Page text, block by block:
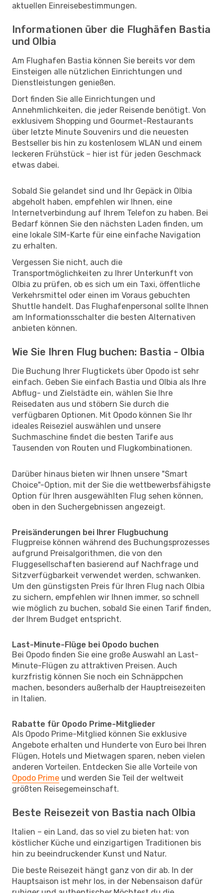
aktuellen Einreisebestimmungen.
Informationen über die Flughäfen Bastia
und Olbia
Am Flughafen Bastia können Sie bereits vor dem
Einsteigen alle nützlichen Einrichtungen und
Dienstleistungen genießen.
Dort finden Sie alle Einrichtungen und
Annehmlichkeiten, die jeder Reisende benötigt. Von
exklusivem Shopping und Gourmet-Restaurants
über letzte Minute Souvenirs und die neuesten
Bestseller bis hin zu kostenlosem WLAN und einem
leckeren Frühstück – hier ist für jeden Geschmack
etwas dabei.
Sobald Sie gelandet sind und Ihr Gepäck in Olbia
abgeholt haben, empfehlen wir Ihnen, eine
Internetverbindung auf Ihrem Telefon zu haben. Bei
Bedarf können Sie den nächsten Laden finden, um
eine lokale SIM-Karte für eine einfache Navigation
zu erhalten.
Vergessen Sie nicht, auch die
Transportmöglichkeiten zu Ihrer Unterkunft von
Olbia zu prüfen, ob es sich um ein Taxi, öffentliche
Verkehrsmittel oder einen im Voraus gebuchten
Shuttle handelt. Das Flughafenpersonal sollte Ihnen
am Informationsschalter die besten Alternativen
anbieten können.
Wie Sie Ihren Flug buchen: Bastia - Olbia
Die Buchung Ihrer Flugtickets über Opodo ist sehr
einfach. Geben Sie einfach Bastia und Olbia als Ihre
Abflug- und Zielstädte ein, wählen Sie Ihre
Reisedaten aus und stöbern Sie durch die
verfügbaren Optionen. Mit Opodo können Sie Ihr
ideales Reiseziel auswählen und unsere
Suchmaschine findet die besten Tarife aus
Tausenden von Routen und Flugkombinationen.
Darüber hinaus bieten wir Ihnen unsere "Smart
Choice"-Option, mit der Sie die wettbewerbsfähigste
Option für Ihren ausgewählten Flug sehen können,
oben in den Suchergebnissen angezeigt.
Preisänderungen bei Ihrer Flugbuchung
Flugpreise können während des Buchungsprozesses
aufgrund Preisalgorithmen, die von den
Fluggesellschaften basierend auf Nachfrage und
Sitzverfügbarkeit verwendet werden, schwanken.
Um den günstigsten Preis für Ihren Flug nach Olbia
zu sichern, empfehlen wir Ihnen immer, so schnell
wie möglich zu buchen, sobald Sie einen Tarif finden,
der Ihrem Budget entspricht.
Last-Minute-Flüge bei Opodo buchen
Bei Opodo finden Sie eine große Auswahl an Last-
Minute-Flügen zu attraktiven Preisen. Auch
kurzfristig können Sie noch ein Schnäppchen
machen, besonders außerhalb der Hauptreisezeiten
in Italien.
Rabatte für Opodo Prime-Mitglieder
Als Opodo Prime-Mitglied können Sie exklusive
Angebote erhalten und Hunderte von Euro bei Ihren
Flügen, Hotels und Mietwagen sparen, neben vielen
anderen Vorteilen. Entdecken Sie alle Vorteile von
Opodo Prime und werden Sie Teil der weltweit
größten Reisegemeinschaft.
Beste Reisezeit von Bastia nach Olbia
Italien – ein Land, das so viel zu bieten hat: von
köstlicher Küche und einzigartigen Traditionen bis
hin zu beeindruckender Kunst und Natur.
Die beste Reisezeit hängt ganz von dir ab. In der
Hauptsaison ist mehr los, in der Nebensaison dafür